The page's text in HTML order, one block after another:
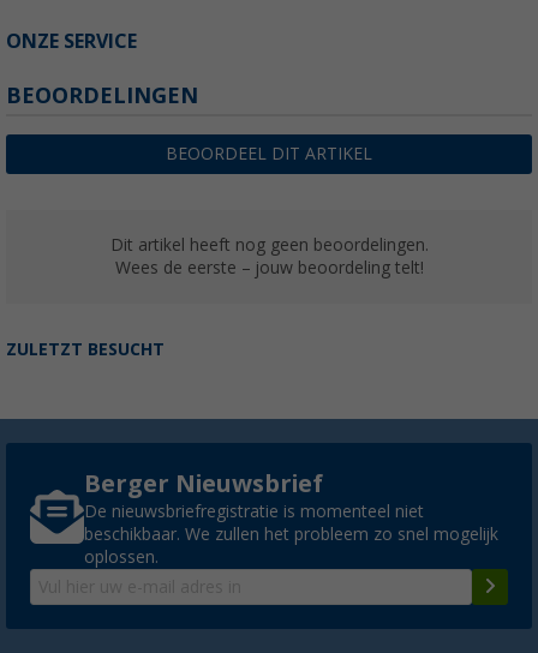
ONZE SERVICE
BEOORDELINGEN
BEOORDEEL DIT ARTIKEL
Dit artikel heeft nog geen beoordelingen.
Wees de eerste – jouw beoordeling telt!
ZULETZT BESUCHT
Berger Nieuwsbrief
De nieuwsbriefregistratie is momenteel niet
beschikbaar. We zullen het probleem zo snel mogelijk
oplossen.